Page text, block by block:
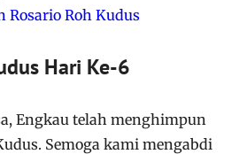
Roh Kudus
Hari Ke-6
Engkau telah menghimpun
Semoga kami mengabdi